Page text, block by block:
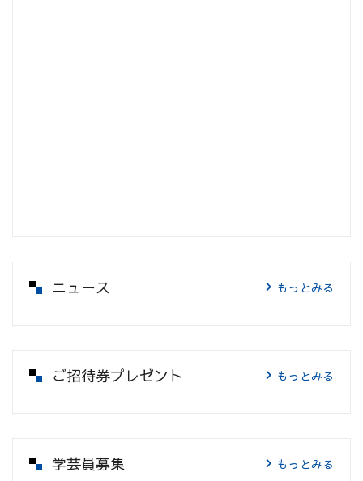
ニュース もっとみる
ご招待券プレゼント もっとみる
学芸員募集 もっとみる